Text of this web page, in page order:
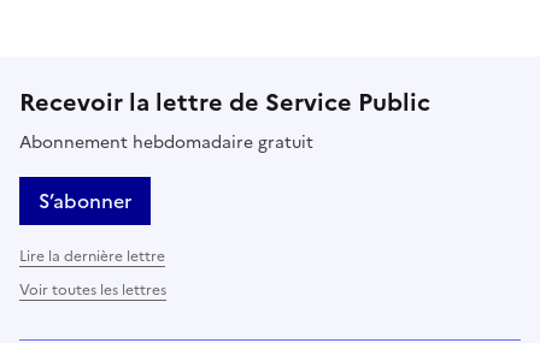
Recevoir la lettre de Service Public
Abonnement hebdomadaire gratuit
S’abonner
Lire la dernière lettre
Voir toutes les lettres